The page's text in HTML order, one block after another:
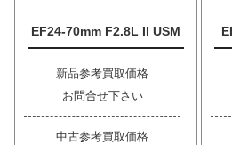
EF24-70mm F2.8L II USM
新品参考買取価格
お問合せ下さい
中古参考買取価格